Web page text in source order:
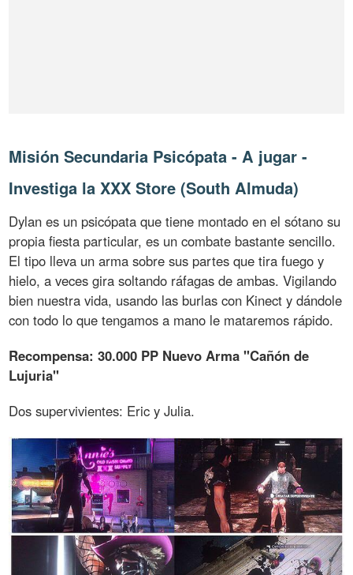
Misión Secundaria Psicópata - A jugar -
Investiga la XXX Store (South Almuda)
Dylan es un psicópata que tiene montado en el sótano su
propia fiesta particular, es un combate bastante sencillo.
El tipo lleva un arma sobre sus partes que tira fuego y
hielo, a veces gira soltando ráfagas de ambas. Vigilando
bien nuestra vida, usando las burlas con Kinect y dándole
con todo lo que tengamos a mano le mataremos rápido.
Recompensa: 30.000 PP Nuevo Arma "Cañón de
Lujuria"
Dos supervivientes: Eric y Julia.